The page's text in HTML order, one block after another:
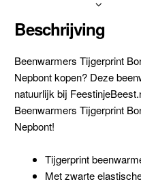
Beschrijving
Beenwarmers Tijgerprint
Nepbont kopen? Deze
natuurlijk bij
Beenwarmers Tijgerprint
Nepbont!
Tijgerprint
Met zwarte